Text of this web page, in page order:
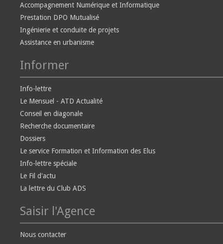
Accompagnement Numérique et Informatique
Prestation DPO Mutualisé
Ingénierie et conduite de projets
Assistance en urbanisme
Informer
Info-lettre
Le Mensuel - ATD Actualité
Conseil en diagonale
Recherche documentaire
Dossiers
Le service Formation et Information des Elus
Info-lettre spéciale
Le Fil d'actu
La lettre du Club ADS
Saisir l'Agence
Nous contacter